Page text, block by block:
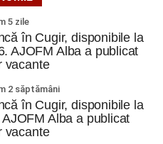
făcut să înțelegem că
doar politici europene și
și să reparăm înainte să
să cumpărăm și să găsim
avem deja”.
echipele interculturale au
5 zile
în Cugir, disponibile la
AJOFM Alba a publicat
vacante
2 săptămâni
în Cugir, disponibile la
Alba a publicat
vacante